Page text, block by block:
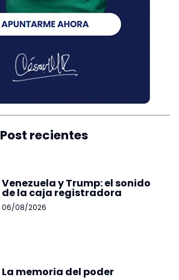
Post recientes
Venezuela y Trump: el sonido
de la caja registradora
06/08/2026
La memoria del poder